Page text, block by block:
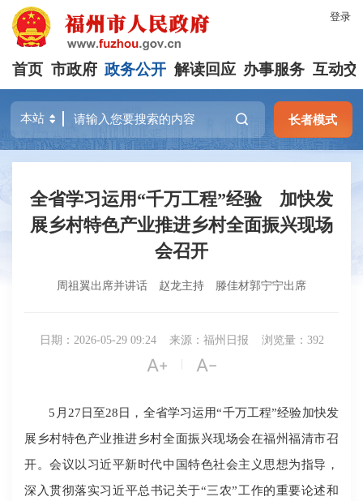
登录
首页 市政府 政务公开 解读回应 办事服务 互动交
长者模式
全省学习运用“千万工程”经验 加快发
展乡村特色产业推进乡村全面振兴现场
会召开
周祖翼出席并讲话 赵龙主持 滕佳材郭宁宁出席
日期：2026-05-29 09:24 来源：福州日报 浏览量：392
 | 
5月27日至28日，全省学习运用“千万工程”经验加快发
展乡村特色产业推进乡村全面振兴现场会在福州福清市召
开。会议以习近平新时代中国特色社会主义思想为指导，
深入贯彻落实习近平总书记关于“三农”工作的重要论述和